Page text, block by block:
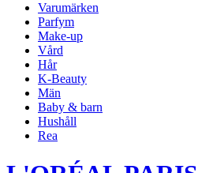
Varumärken
Parfym
Make-up
Vård
Hår
K-Beauty
Män
Baby & barn
Hushåll
Rea